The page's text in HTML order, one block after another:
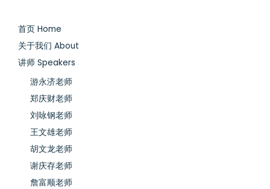
首页 Home
关于我们 About
讲师 Speakers
游永济老师
郑庆财老师
刘咏钢老师
王文雄老师
胡文龙老师
谢庆存老师
詹富顺老师